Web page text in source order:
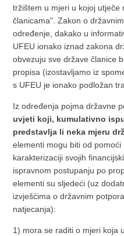
tržištem u mjeri u kojoj utječe
članicama". Zakon o
određenje, dakako u
UFEU ionako iznad zakona
obvezuju sve države članice
propisa (izostavljamo iz
s UFEU je ionako podložan
Iz određenja pojma državne
uvjeti koji, kumulativno
predstavlja li neka mjeru
elementi mogu biti od
karakterizaciji svojih
ispravnom postupanju po
elementi su sljedeći (uz
izvješćima o državnim
natjecanja):
1) mora se raditi o mjeri koja